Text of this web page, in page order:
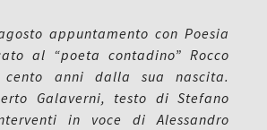
appuntamento con Poesia
al “poeta contadino” Rocco
cento anni dalla sua nascita.
Galaverni, testo di Stefano
in voce di Alessandro